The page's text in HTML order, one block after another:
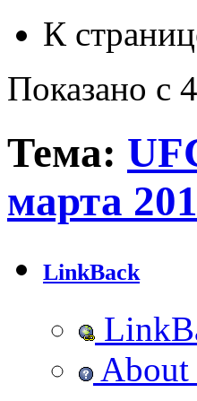
К
Показано с
Тема:
марта
LinkBack